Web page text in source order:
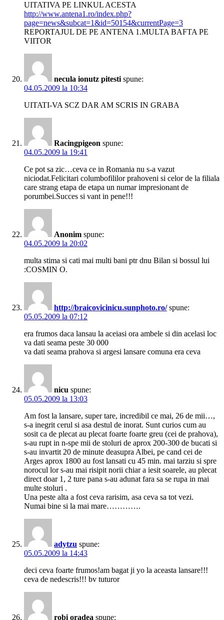
UITATIVA PE LINKUL ACESTA
http://www.antena1.ro/index.php?
page=news&subcat=1&id=50154&currentPage=3
REPORTAJUL DE PE ANTENA 1.MULTA BAFTA PE
VIITOR
necula ionutz pitesti spune:
04.05.2009 la 10:34
UITATI-VA SCZ DAR AM SCRIS IN GRABA
Racingpigeon spune:
04.05.2009 la 19:41
Ce pot sa zic…ceva ce in Romania nu s-a vazut
niciodat.Felicitari columbofililor prahoveni si celor de la filiala
care strang etapa de etapa un numar impresionant de
porumbei.Succes si vant in pene!!!
Anonim spune:
04.05.2009 la 20:02
multa stima si cati mai multi bani ptr dnu Bilan si bossul lui
:COSMIN O.
http://braicovicinicu.sunphoto.ro/ spune:
05.05.2009 la 07:12
era frumos daca lansau la aceiasi ora ambele si din acelasi loc
va dati seama peste 30 000
va dati seama prahova si argesi lansare comuna era ceva
nicu spune:
05.05.2009 la 13:03
Am fost la lansare, super tare, incredibil ce mai, 26 de mii…,
s-a inegrit cerul si asa destul de inorat. Sunt curios cum au
sosit ca de plecat au plecat foarte foarte greu (cei de prahova),
s-au rupt in n-spe mii de stoluri de aprox 200-300 de bucati si
s-au invartit 20 de minute deasupra Albei, pe cand cei de
Arges aprox 1800 au fost lansati cu 45 min. mai tarziu si spre
norocul lor s-au mai risipit norii chiar a iesit soarele, au plecat
direct doar 1, 2 ture pana s-au adunat fara sa se rupa in mai
multe stoluri .
Una peste alta a fost ceva rarisim, asa ceva sa tot vezi.
Numai bine si la mai mare………….
adytzu spune:
05.05.2009 la 14:43
deci ceva foarte frumos!am bagat ji yo la aceasta lansare!!!
ceva de nedescris!!! bv tuturor
robi oradea spune: